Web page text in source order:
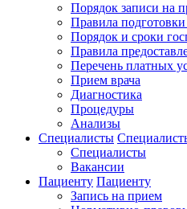
Порядок записи на
Правила
Порядок и сроки
Правила
Перечень платных
Прием врача
Диагностика
Процедуры
Анализы
Специалисты
Специалисты
Вакансии
Пациенту Пациенту
Запись на прием